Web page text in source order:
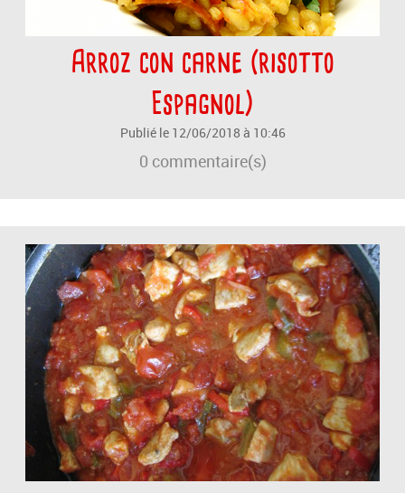
Arroz con carne (risotto
Espagnol)
Publié le 12/06/2018 à 10:46
0 commentaire(s)